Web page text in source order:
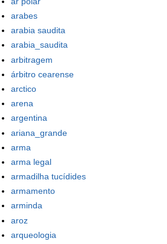
arabes
arabia saudita
arabia_saudita
arbitragem
árbitro cearense
arctico
arena
argentina
ariana_grande
arma
arma legal
armadilha tucídides
armamento
arminda
aroz
arqueologia